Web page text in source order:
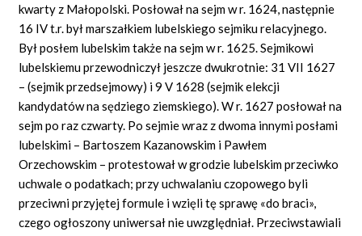
kwarty z Małopolski. Posłował na sejm w r. 1624, następnie
16 IV t.r. był marszałkiem lubelskiego sejmiku relacyjnego.
Był posłem lubelskim także na sejm w r. 1625. Sejmikowi
lubelskiemu przewodniczył jeszcze dwukrotnie: 31 VII 1627
– (sejmik przedsejmowy) i 9 V 1628 (sejmik elekcji
kandydatów na sędziego ziemskiego). W r. 1627 posłował na
sejm po raz czwarty. Po sejmie wraz z dwoma innymi posłami
lubelskimi – Bartoszem Kazanowskim i Pawłem
Orzechowskim – protestował w grodzie lubelskim przeciwko
uchwale o podatkach; przy uchwalaniu czopowego byli
przeciwni przyjętej formule i wzięli tę sprawę «do braci»,
czego ogłoszony uniwersał nie uwzględniał. Przeciwstawiali